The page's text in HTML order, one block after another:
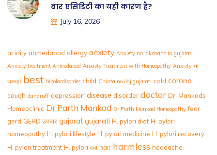
बार एसिडिटी का यही कारण है?
July 16, 2026
acidity ahmedabad allergy anxiety Anxiety na lakshano in gujarati
Anxiety treatment Ahmedabad Anxiety Treatment with Homeopathy Anxiety ના
લક્ષણો best bipolardisorder child Chinta no ilaj gujarati cold corona
cough dandruff depression disease disorder doctor Dr. Mankads
Homeoclinic Dr Parth Mankad Dr Parth Mankad Homeopathy fear
gerd GERD उपचार gujarat gujarati H. pylori diet H. pylori
homeopathy H. pylori lifestyle H. pylori medicine H. pylori recovery
H. pylori treatment H. pylori दवा hair harmless headache